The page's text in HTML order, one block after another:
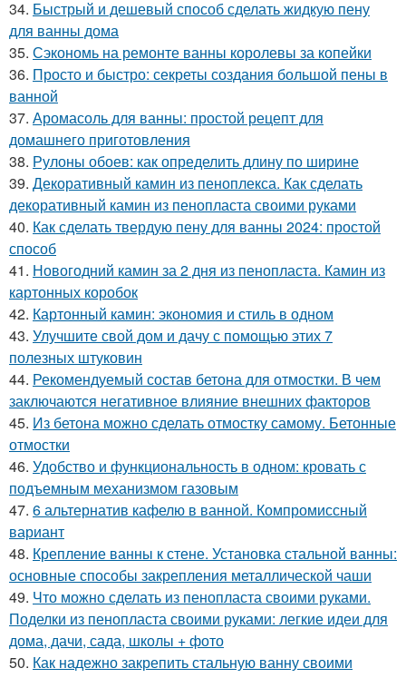
34. Быстрый и дешевый способ сделать жидкую пену
для ванны дома
35. Сэкономь на ремонте ванны королевы за копейки
36. Просто и быстро: секреты создания большой пены в
ванной
37. Аромасоль для ванны: простой рецепт для
домашнего приготовления
38. Рулоны обоев: как определить длину по ширине
39. Декоративный камин из пеноплекса. Как сделать
декоративный камин из пенопласта своими руками
40. Как сделать твердую пену для ванны 2024: простой
способ
41. Новогодний камин за 2 дня из пенопласта. Камин из
картонных коробок
42. Картонный камин: экономия и стиль в одном
43. Улучшите свой дом и дачу с помощью этих 7
полезных штуковин
44. Рекомендуемый состав бетона для отмостки. В чем
заключаются негативное влияние внешних факторов
45. Из бетона можно сделать отмостку самому. Бетонные
отмостки
46. Удобство и функциональность в одном: кровать с
подъемным механизмом газовым
47. 6 альтернатив кафелю в ванной. Компромиссный
вариант
48. Крепление ванны к стене. Установка стальной ванны:
основные способы закрепления металлической чаши
49. Что можно сделать из пенопласта своими руками.
Поделки из пенопласта своими руками: легкие идеи для
дома, дачи, сада, школы + фото
50. Как надежно закрепить стальную ванну своими